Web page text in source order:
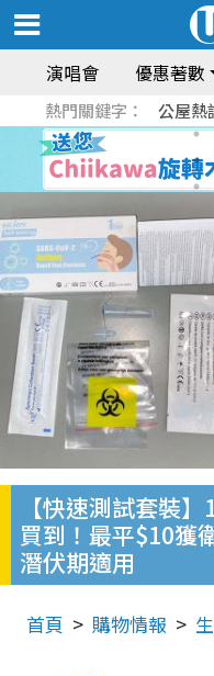
演唱會 優惠著數
熱門關鍵字： 公屋熱
【快速測試套裝
買到！最平$10獲
潛伏期適用
首頁 購物情報